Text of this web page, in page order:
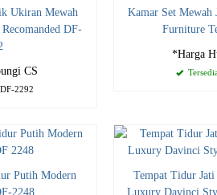
Ukiran Mewah
DF-
CS
2292
Kamar Set Mewah
Furniture
*Harga
Putih Modern
2248
Tempat Tidur
Luxury Davinci